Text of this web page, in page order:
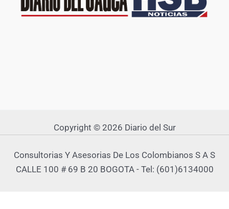
Copyright © 2026 Diario del Sur
Consultorias Y Asesorias De Los Colombianos S A S
CALLE 100 # 69 B 20 BOGOTA - Tel: (601)6134000